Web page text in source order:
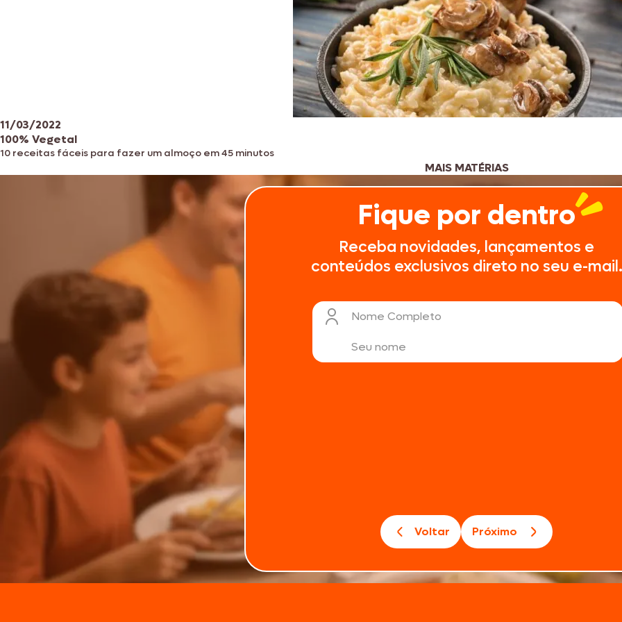
11/03/2022
100% Vegetal
10 receitas fáceis para fazer um almoço em 45 minutos
MAIS MATÉRIAS
Fique por dentro
Receba novidades, lançamentos e
conteúdos exclusivos direto no seu e-mail.
Nome Completo
Voltar Próximo